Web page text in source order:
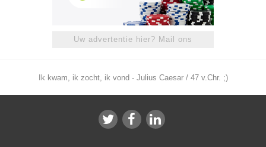
Uw advertentie hier? Mail ons
Ik kwam, ik zocht, ik vond - Julius Caesar / 47 v.Chr. ;)